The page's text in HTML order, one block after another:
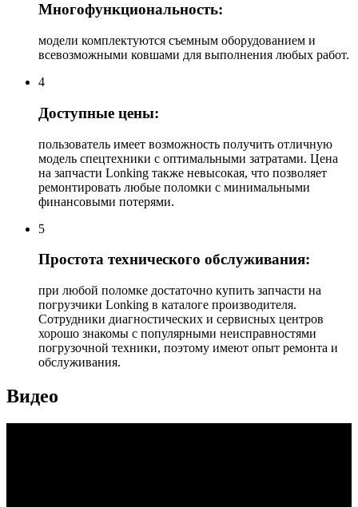
Многофункциональность:
модели комплектуются съемным оборудованием и
всевозможными ковшами для выполнения любых работ.
4
Доступные цены:
пользователь имеет возможность получить отличную
модель спецтехники с оптимальными затратами. Цена
на запчасти Lonking также невысокая, что позволяет
ремонтировать любые поломки с минимальными
финансовыми потерями.
5
Простота технического обслуживания:
при любой поломке достаточно купить запчасти на
погрузчики Lonking в каталоге производителя.
Сотрудники диагностических и сервисных центров
хорошо знакомы с популярными неисправностями
погрузочной техники, поэтому имеют опыт ремонта и
обслуживания.
Видео